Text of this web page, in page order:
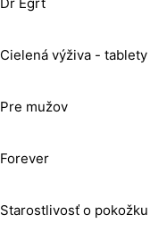
Cielená výživa - tablety
Pre mužov
Forever
Starostlivosť o pokožku